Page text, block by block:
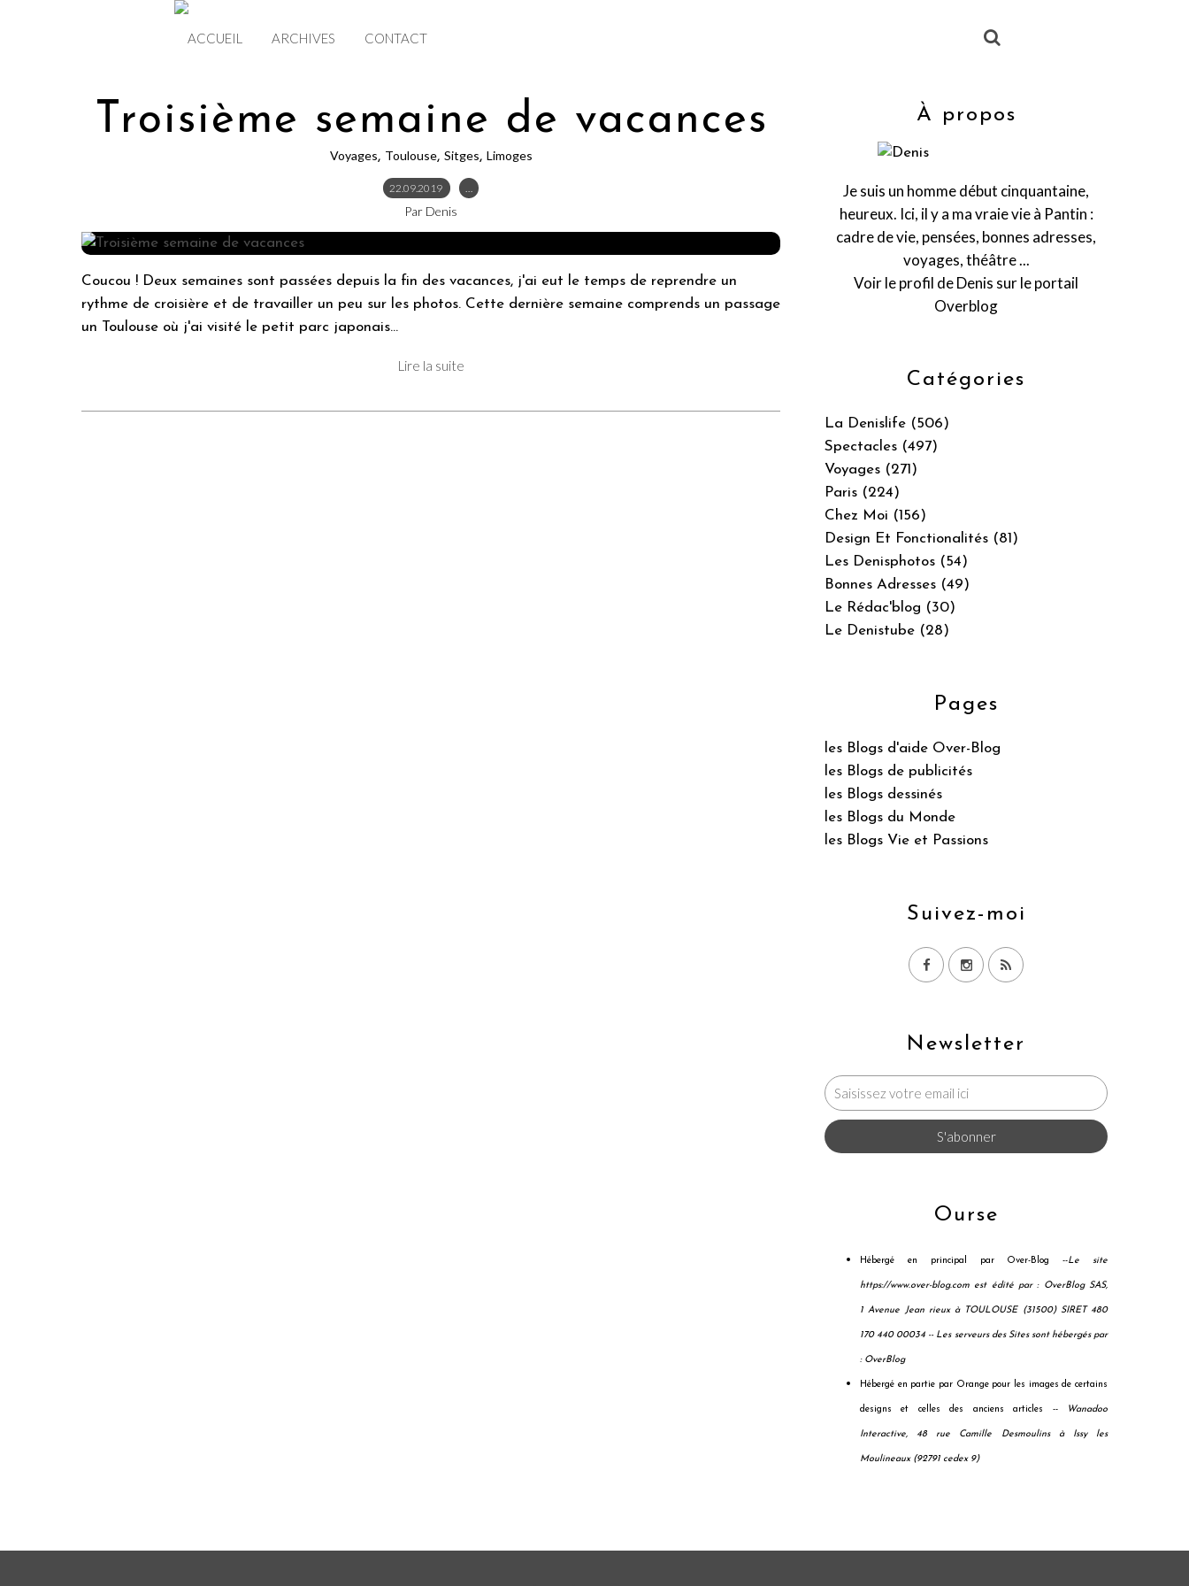
ACCUEIL ARCHIVES CONTACT
Troisième semaine de vacances
Voyages, Toulouse, Sitges, Limoges
22.09.2019 …
Par Denis
Coucou ! Deux semaines sont passées depuis la fin des vacances, j'ai eut le temps de reprendre un
rythme de croisière et de travailler un peu sur les photos. Cette dernière semaine comprends un passage
un Toulouse où j'ai visité le petit parc japonais...
Lire la suite
Newsletter
Catégories
La Denislife (506)
Spectacles (497)
Voyages (271)
Paris (224)
Chez Moi (156)
Design Et Fonctionalités (81)
Les Denisphotos (54)
Bonnes Adresses (49)
Le Rédac'blog (30)
Le Denistube (28)
Pages
les Blogs d'aide Over-Blog
les Blogs de publicités
les Blogs dessinés
les Blogs du Monde
les Blogs Vie et Passions
Suivez-moi
À propos
Je suis un homme début cinquantaine,
heureux. Ici, il y a ma vraie vie à Pantin :
cadre de vie, pensées, bonnes adresses,
voyages, théâtre ...
Voir le profil deDenis sur le portail
Overblog
Ourse
Hébergé en principal par Over-Blog --Le site
https://www.over-blog.com est édité par : OverBlog SAS,
1 Avenue Jean rieux à TOULOUSE (31500) SIRET 480
170 440 00034 -- Les serveurs des Sites sont hébergés par
: OverBlog
Hébergé en partie par Orange pour les images de certains
designs et celles des anciens articles -- Wanadoo
Interactive, 48 rue Camille Desmoulins à Issy les
Moulineaux (92791 cedex 9)